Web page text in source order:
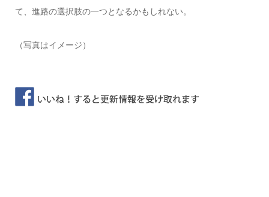
て、進路の選択肢の一つとなるかもしれない。
（写真はイメージ）